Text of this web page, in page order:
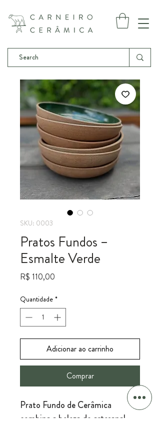
SKU: 0003
Pratos Fundos –
Esmalte Verde
R$ 110,00
Quantidade *
Adicionar ao carrinho
Comprar
Prato Fundo de Cerâmica
combina a beleza do artesanal